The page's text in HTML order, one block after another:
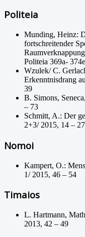
Politeia
Munding, Heinz:
fortschreitender
Politeia 369a-
Wzulek/ C.
Erkenntnisdrang
39
B. Simons,
– 73
Schmitt, A.: Der
2+3/ 2015, 14 – 27
Nomoi
Kampert, O.:
1/ 2015, 46 – 54
Timaios
L. Hartmann,
2013, 42 – 49